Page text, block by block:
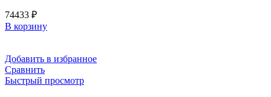
74433 ₽
В корзину
Добавить в избранное
Сравнить
Быстрый просмотр